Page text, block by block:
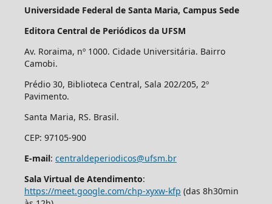
Universidade Federal de Santa Maria, Campus Sede
Editora Central de Periódicos da UFSM
Av. Roraima, nº 1000. Cidade Universitária. Bairro
Camobi.
Prédio 30, Biblioteca Central, Sala 202/205, 2º
Pavimento.
Santa Maria, RS. Brasil.
CEP: 97105-900
E-mail: centraldeperiodicos@ufsm.br
Sala Virtual de Atendimento:
https://meet.google.com/chp-xyxw-kfp (das 8h30min